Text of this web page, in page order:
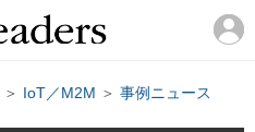
＞ IoT／M2M ＞ 事例ニュース